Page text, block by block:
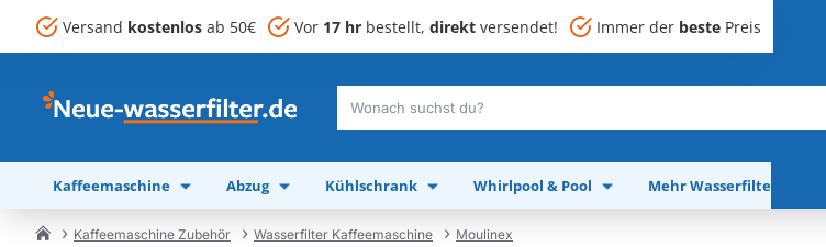
Versand kostenlos ab 50€ Vor 17 hr bestellt, direkt versendet! Immer der beste Preis
Wonach
du?
Kaffeemaschine Abzug Kühlschrank Whirlpool & Pool Mehr Wasserfilter
Kaffeemaschine Zubehör Wasserfilter Kaffeemaschine Moulinex